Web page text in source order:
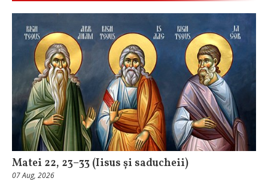
Matei 22, 23–33 (Iisus și saducheii)
07 Aug, 2026